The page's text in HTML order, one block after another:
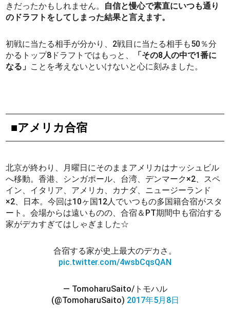
きだったかもしれません。 自信と慢心で素直にいつも通り
のドラフトをしてしまった結果と言えます。
初戦に当たる相手が分かり、2戦目に当たる相手も50％分
かるトップ8ドラフトではもっと、
「その8人の中で1番に
なる」 ことを考えないといけないと心に刻みました。
■アメリカ合宿
北京が終わり、月曜日にそのままアメリカはナッシュビル
へ移動。香港、シンガポール、台湾、デンマーク×2、スペ
イン、イタリア、アメリカ、カナダ、ニュージーランド
×2、日本。今回は10ヶ国12人でいつもの多国籍合宿がスタ
ート。会場からは遠いものの、合宿＆PT期間中も宿泊する
家がデカすぎてはしゃぎました☆
合宿する家が史上最大のデカさ。
pic.twitter.com/4wsbCqsQAN
— TomoharuSaito/トモハル
(@TomoharuSaito) 2017年5月8日